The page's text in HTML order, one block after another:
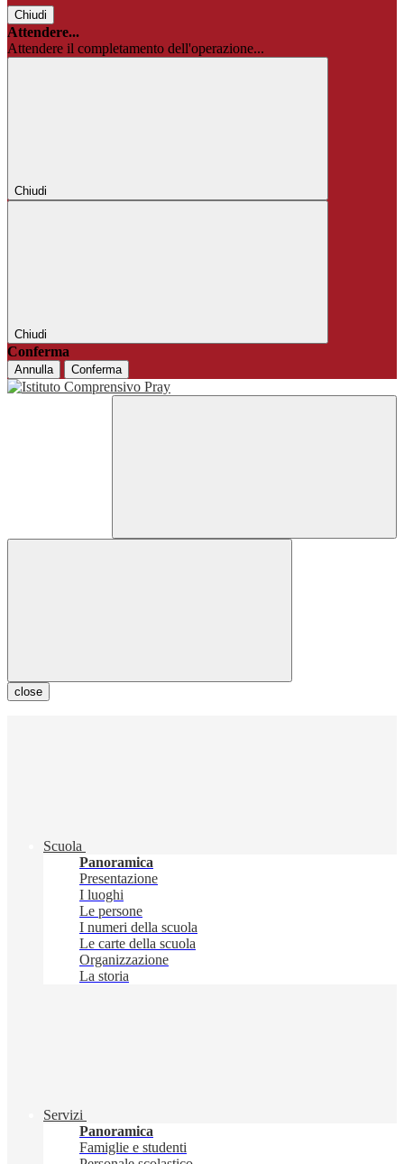
Chiudi
Attendere...
Attendere il completamento dell'operazione...
Chiudi
Chiudi
Conferma
Annulla Conferma
close
Scuola
Panoramica
Presentazione
I luoghi
Le persone
I numeri della scuola
Le carte della scuola
Organizzazione
La storia
Servizi
Panoramica
Famiglie e studenti